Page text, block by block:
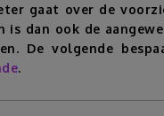
gaat over de
is dan ook de
De volgende
.